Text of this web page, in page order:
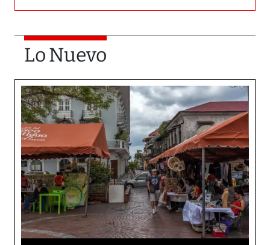
Lo Nuevo